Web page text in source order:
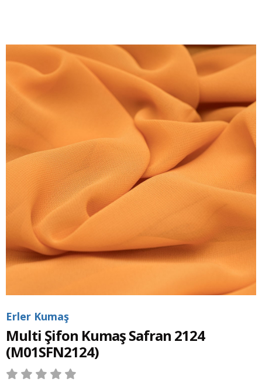
Erler Kumaş
Multi Şifon Kumaş Safran 2124
(M01SFN2124)